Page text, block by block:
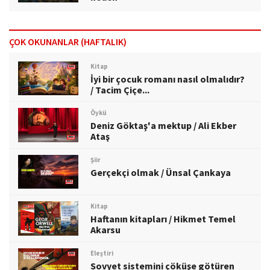
ÇOK OKUNANLAR (HAFTALIK)
Kitap
İyi bir çocuk romanı nasıl olmalıdır?
/ Tacim Çiçe...
Öykü
Deniz Göktaş'a mektup / Ali Ekber
Ataş
Şiir
Gerçekçi olmak / Ünsal Çankaya
Kitap
Haftanın kitapları / Hikmet Temel
Akarsu
Eleştiri
Sovyet sistemini çöküşe götüren